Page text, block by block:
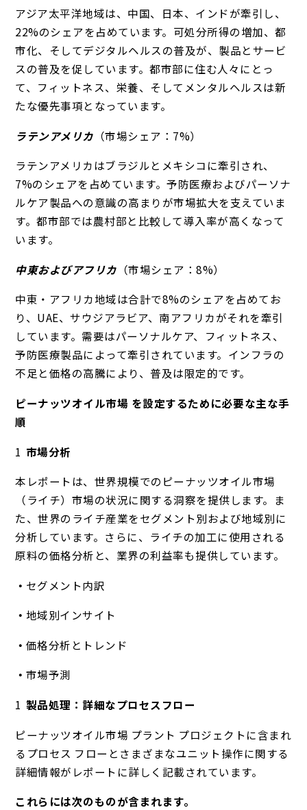
アジア太平洋地域は、中国、日本、インドが牽引し、
22%のシェアを占めています。可処分所得の増加、都
市化、そしてデジタルヘルスの普及が、製品とサービ
スの普及を促しています。都市部に住む人々にとっ
て、フィットネス、栄養、そしてメンタルヘルスは新
たな優先事項となっています。
ラテンアメリカ （市場シェア：7%）
ラテンアメリカはブラジルとメキシコに牽引され、
7%のシェアを占めています。予防医療およびパーソナ
ルケア製品への意識の高まりが市場拡大を支えていま
す。都市部では農村部と比較して導入率が高くなって
います。
中東およびアフリカ （市場シェア：8%）
中東・アフリカ地域は合計で8%のシェアを占めてお
り、UAE、サウジアラビア、南アフリカがそれを牽引
しています。需要はパーソナルケア、フィットネス、
予防医療製品によって牽引されています。インフラの
不足と価格の高騰により、普及は限定的です。
ピーナッツオイル市場 を設定するために必要な主な手
順
市場分析
本レポートは、世界規模でのピーナッツオイル市場
（ライチ）市場の状況に関する洞察を提供します。ま
た、世界のライチ産業をセグメント別および地域別に
分析しています。さらに、ライチの加工に使用される
原料の価格分析と、業界の利益率も提供しています。
セグメント内訳
地域別インサイト
価格分析とトレンド
市場予測
製品処理：詳細なプロセスフロー
ピーナッツオイル市場 プラント プロジェクトに含まれ
るプロセス フローとさまざまなユニット操作に関する
詳細情報がレポートに詳しく記載されています。
これらには次のものが含まれます。